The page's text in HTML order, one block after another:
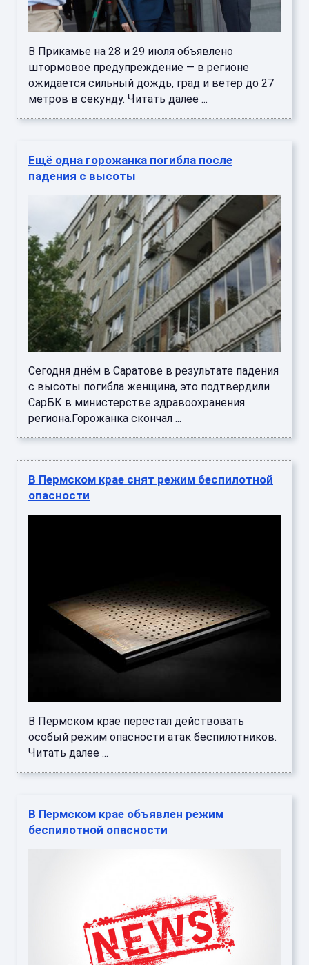
В Прикамье на 28 и 29 июля объявлено
штормовое предупреждение — в регионе
ожидается сильный дождь, град и ветер до 27
метров в секунду. Читать далее ...
Ещё одна горожанка погибла после
падения с высоты
Сегодня днём в Саратове в результате падения
с высоты погибла женщина, это подтвердили
СарБК в министерстве здравоохранения
региона.Горожанка скончал ...
В Пермском крае снят режим беспилотной
опасности
В Пермском крае перестал действовать
особый режим опасности атак беспилотников.
Читать далее ...
В Пермском крае объявлен режим
беспилотной опасности